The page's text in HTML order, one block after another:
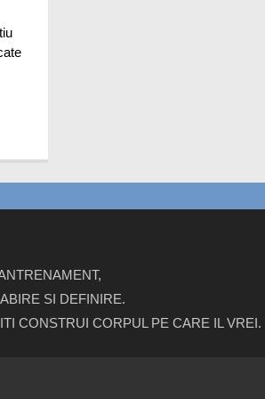
SI DEFINIRE.
CONSTRUI CORPUL PE CARE IL VREI.